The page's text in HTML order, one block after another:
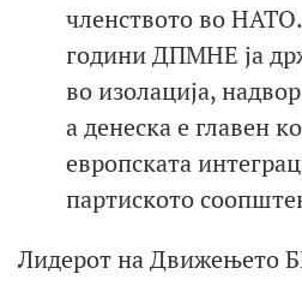
членството во
години ДПМНЕ ја
во изолација,
а денеска е главен
европската
партиското
Лидерот на Движењето